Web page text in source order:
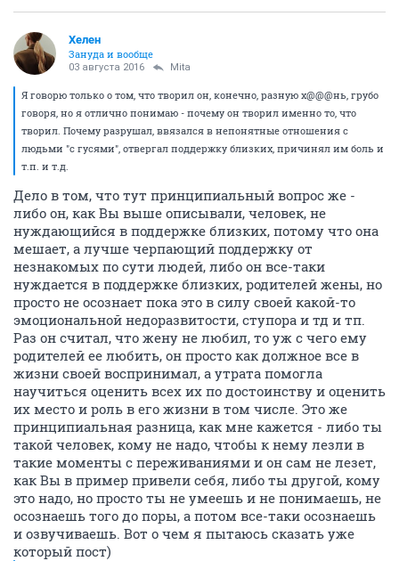
Хелен
Зануда и вообще
03 августа 2016 Mita
Я говорю только о том, что творил он, конечно, разную х@@@нь, грубо
говоря, но я отлично понимаю - почему он творил именно то, что
творил. Почему разрушал, ввязался в непонятные отношения с
людьми "с гусями", отвергал поддержку близких, причинял им боль и
т.п. и т.д.
Дело в том, что тут принципиальный вопрос же -
либо он, как Вы выше описывали, человек, не
нуждающийся в поддержке близких, потому что она
мешает, а лучше черпающий поддержку от
незнакомых по сути людей, либо он все-таки
нуждается в поддержке близких, родителей жены, но
просто не осознает пока это в силу своей какой-то
эмоциональной недоразвитости, ступора и тд и тп.
Раз он считал, что жену не любил, то уж с чего ему
родителей ее любить, он просто как должное все в
жизни своей воспринимал, а утрата помогла
научиться оценить всех их по достоинству и оценить
их место и роль в его жизни в том числе. Это же
принципиальная разница, как мне кажется - либо ты
такой человек, кому не надо, чтобы к нему лезли в
такие моменты с переживаниями и он сам не лезет,
как Вы в пример привели себя, либо ты другой, кому
это надо, но просто ты не умеешь и не понимаешь, не
осознаешь того до поры, а потом все-таки осознаешь
и озвучиваешь. Вот о чем я пытаюсь сказать уже
который пост)